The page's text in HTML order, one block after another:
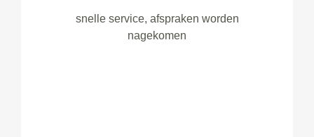
snelle service, afspraken worden
nagekomen